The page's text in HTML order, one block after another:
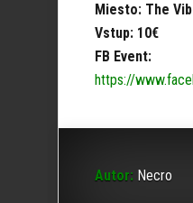
Miesto: The
Vstup: 10€
FB Event:
https://
Autor: Necro